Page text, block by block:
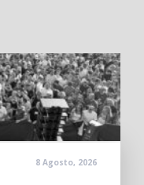
8 Agosto, 2026